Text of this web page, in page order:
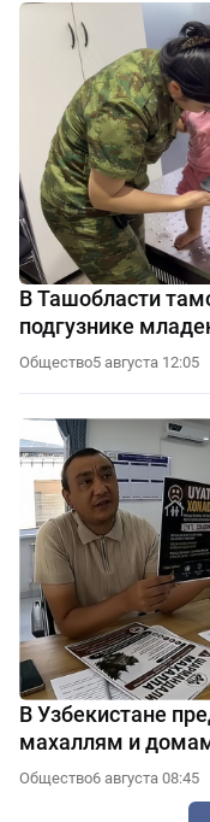
В Ташобласти
подгузнике
Общество5 августа 12:05
В Узбекистане
махаллям и
Общество6 августа 08:45